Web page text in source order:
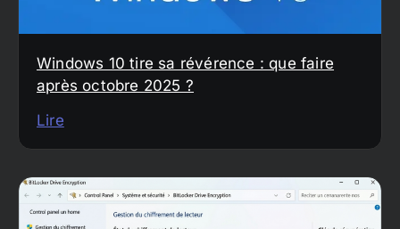
Windows 10 tire sa révérence : que faire
après octobre 2025 ?
Lire